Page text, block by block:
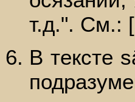
т.д.". См.:
В тексте